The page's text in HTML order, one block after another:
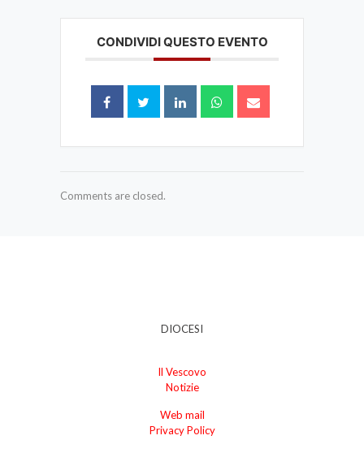
CONDIVIDI QUESTO EVENTO
Comments are closed.
DIOCESI
Il Vescovo
Notizie
Web mail
Privacy Policy